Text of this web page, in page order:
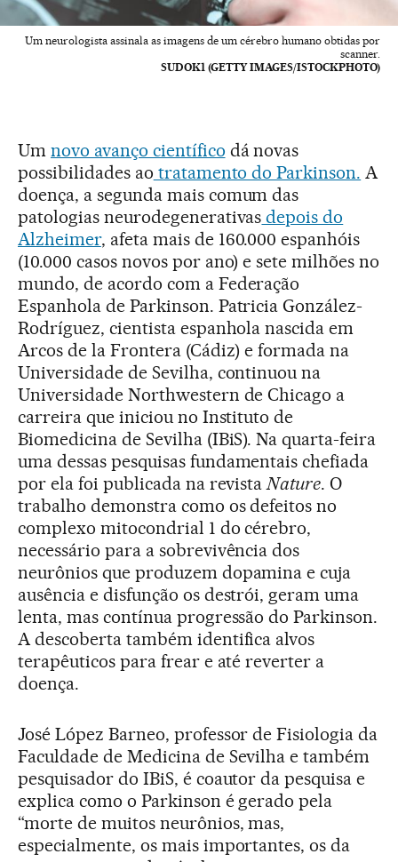
Um neurologista assinala as imagens de um cérebro humano obtidas por
scanner.
SUDOK1 (GETTY IMAGES/ISTOCKPHOTO)
Um novo avanço científico dá novas
possibilidades ao tratamento do Parkinson. A
doença, a segunda mais comum das
patologias neurodegenerativas depois do
Alzheimer, afeta mais de 160.000 espanhóis
(10.000 casos novos por ano) e sete milhões no
mundo, de acordo com a Federação
Espanhola de Parkinson. Patricia González-
Rodríguez, cientista espanhola nascida em
Arcos de la Frontera (Cádiz) e formada na
Universidade de Sevilha, continuou na
Universidade Northwestern de Chicago a
carreira que iniciou no Instituto de
Biomedicina de Sevilha (IBiS). Na quarta-feira
uma dessas pesquisas fundamentais chefiada
por ela foi publicada na revistaNature. O
trabalho demonstra como os defeitos no
complexo mitocondrial 1 do cérebro,
necessário para a sobrevivência dos
neurônios que produzem dopamina e cuja
ausência e disfunção os destrói, geram uma
lenta, mas contínua progressão do Parkinson.
A descoberta também identifica alvos
terapêuticos para frear e até reverter a
doença.
José López Barneo, professor de Fisiologia da
Faculdade de Medicina de Sevilha e também
pesquisador do IBiS, é coautor da pesquisa e
explica como o Parkinson é gerado pela
“morte de muitos neurônios, mas,
especialmente, os mais importantes, os da